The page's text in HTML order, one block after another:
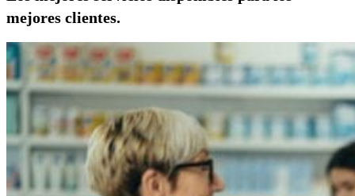
mejores clientes.